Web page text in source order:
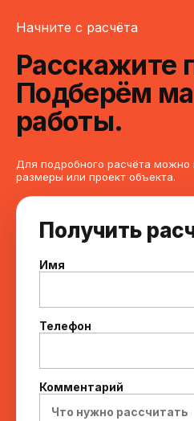
Начните с расчёта
Расскажите
Подберём
работы.
Для подробного расчёта можно
размеры или проект объекта.
Получить
Имя
Телефон
Комментарий